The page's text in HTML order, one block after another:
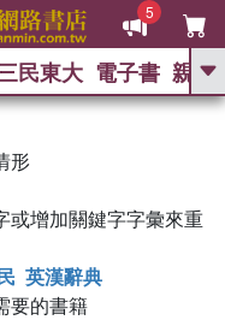
5
GO
民東大 電子書 親子
形
或增加關鍵字字彙來重
英漢辭典
要的書籍